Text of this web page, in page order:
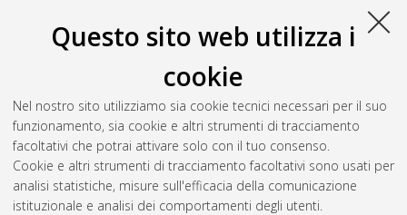
Questo sito web utilizza i
cookie
Nel nostro sito utilizziamo sia cookie tecnici necessari per il suo
funzionamento, sia cookie e altri strumenti di tracciamento
facoltativi che potrai attivare solo con il tuo consenso.
Cookie e altri strumenti di tracciamento facoltativi sono usati per
analisi statistiche, misure sull'efficacia della comunicazione
istituzionale e analisi dei comportamenti degli utenti.
Cammarano, Fulvio(2003)"Une occupation
agreable ed rentable": recherche sur les deputes
10.6092/unibo/amsacta/4324. In: Les
parlementaires de la Troisième République. A
cura di:Mayeur, Jean-Marie;Chaline, Jean-
Pierre; Corbin, Alain. Parigi: Publications de la Sorbonne, pp.
399-407. In: Histoire de la France aux XIXe et XXe siècles